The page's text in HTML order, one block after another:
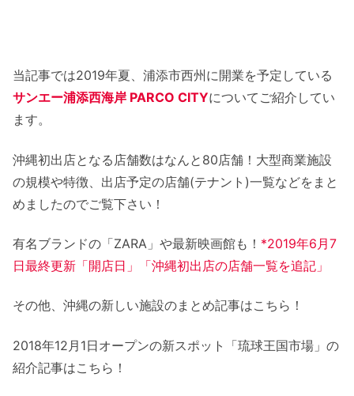
当記事では2019年夏、浦添市西州に開業を予定している
サンエー浦添西海岸 PARCO CITYについてご紹介してい
ます。
沖縄初出店となる店舗数はなんと80店舗！大型商業施設
の規模や特徴、出店予定の店舗(テナント)一覧などをまと
めましたのでご覧下さい！
有名ブランドの「ZARA」や最新映画館も！ *2019年6月7
日最終更新「開店日」「沖縄初出店の店舗一覧を追記」
その他、沖縄の新しい施設のまとめ記事はこちら！
2018年12月1日オープンの新スポット「琉球王国市場」の
紹介記事はこちら！